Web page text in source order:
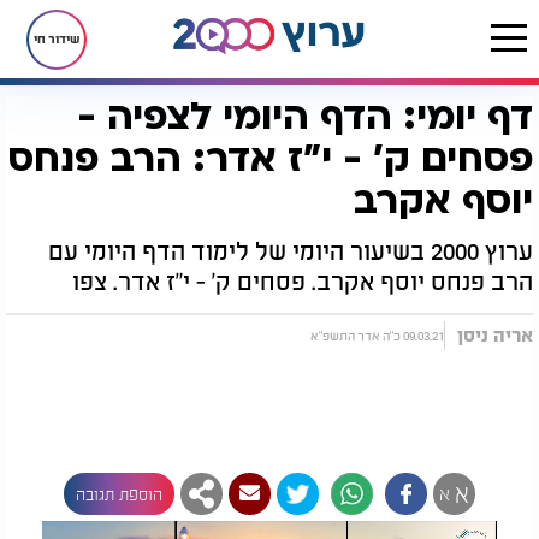
שידור חי
דף הבית הדף היומי דף יומי: הדף היומי לצפיה - פסחים ק’ - י"ז אדר: הרב פנחס יוסף אקרב
דף יומי: הדף היומי לצפיה -
פסחים ק’ - י"ז אדר: הרב פנחס
יוסף אקרב
ערוץ 2000 בשיעור היומי של לימוד הדף היומי עם
הרב פנחס יוסף אקרב. פסחים ק' - י"ז אדר. צפו
אריה ניסן 09.03.21 כ"ה אדר התשפ"א
א א הוספת תגובה